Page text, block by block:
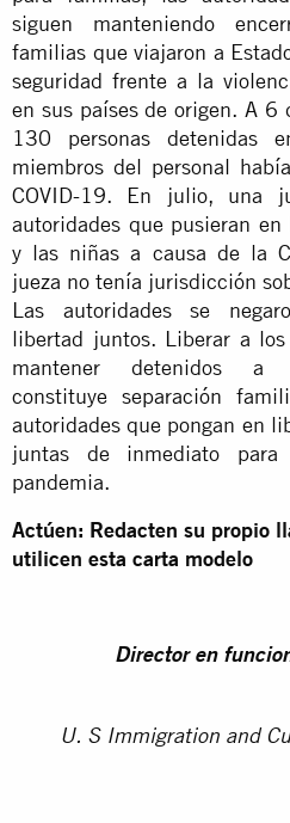
siguen manteniendo
familias que viajaron a
seguridad frente a la
en sus países de origen. A 6
130 personas detenidas
miembros del personal
COVID-19. En julio, una
autoridades que pusieran
y las niñas a causa de la
jueza no tenía jurisdicción
Las autoridades se
libertad juntos. Liberar a
mantener detenidos a
constituye separación
autoridades que pongan en
juntas de inmediato
pandemia.
Actúen: Redacten su propio
utilicen esta carta modelo
Director en
U. S Immigration and